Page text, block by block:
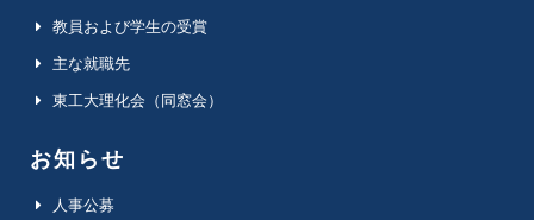
教員および学生の受賞
主な就職先
東工大理化会（同窓会）
お知らせ
人事公募